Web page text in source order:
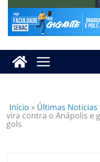
Início » Últimas Noticias
vira contra o Anápolis e
gols